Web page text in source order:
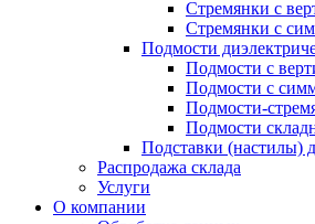
Стремянки с
Стремянки с
Подмости
Подмости с
Подмости с
Подмости-
Подмости
Подставки (настилы)
Распродажа склада
Услуги
О компании